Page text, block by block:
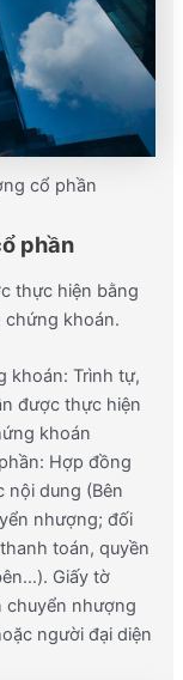
cổ phần
phần
thực hiện bằng
chứng khoán.
khoán: Trình tự,
được thực hiện
khoán
Hợp đồng
nội dung (Bên
nhượng; đối
toán, quyền
Giấy tờ
chuyển nhượng
người đại diện